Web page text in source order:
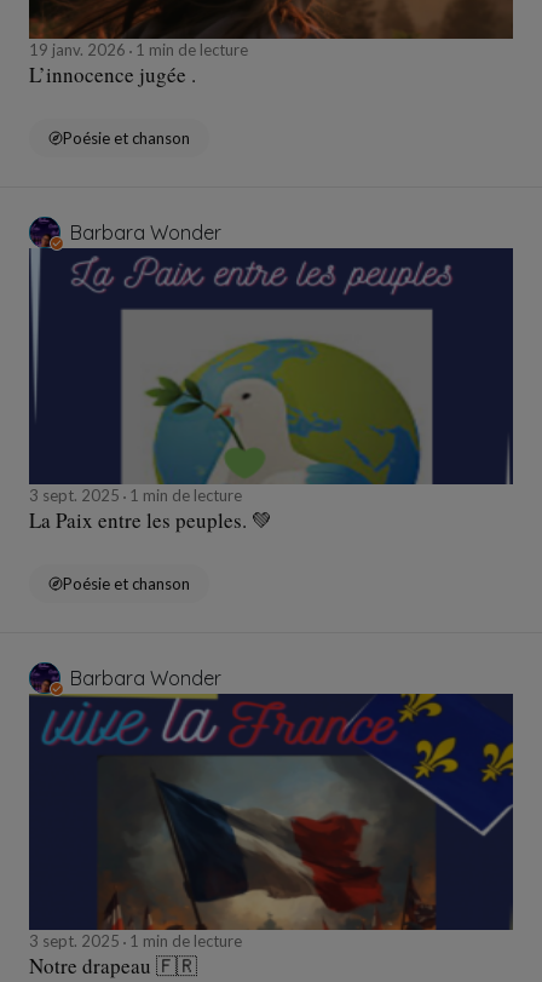
19 janv. 2026 1 min de lecture
L’innocence jugée .
Poésie et chanson
Barbara Wonder
3 sept. 2025 1 min de lecture
La Paix entre les peuples. 💚
Poésie et chanson
Barbara Wonder
3 sept. 2025 1 min de lecture
Notre drapeau 🇫🇷